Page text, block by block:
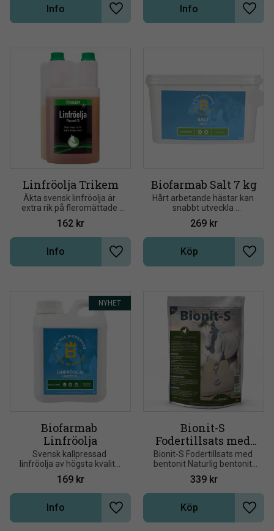
Lägg till i önskelista
Info
Lägg
Info
Linfröolja Trikem
Äkta svensk linfröolja är
extra rik på fleromättade
fettsyror. Ett dagligt tillskott
av linfröolja gör hårrem och
man blank och lättskött
162kr
Lägg till i önskelista
Info
Biofarmab Salt 7 kg
Hårt arbetande hästar kan
snabbt utveckla
elektrolytobalans och
vätskebrist som ett resultat
av svettning
269kr
Lägg
Köp
Biofarmab
Linfröolja
Svensk kallpressad
linfröolja av högsta kvalité
utan tillsatser
169kr
NYHET
Lägg till i önskelista
Info
Bionit-S
Fodertillsats med
bentonit
Equibiome 2 kg
Bionit-S Fodertillsats med
bentonit Naturlig bentonit
med hög kiselhalt  Bionit-S
innehåller de aktiva
lermineralerna
bentonit/montmorillonit
339kr
Lägg
Köp